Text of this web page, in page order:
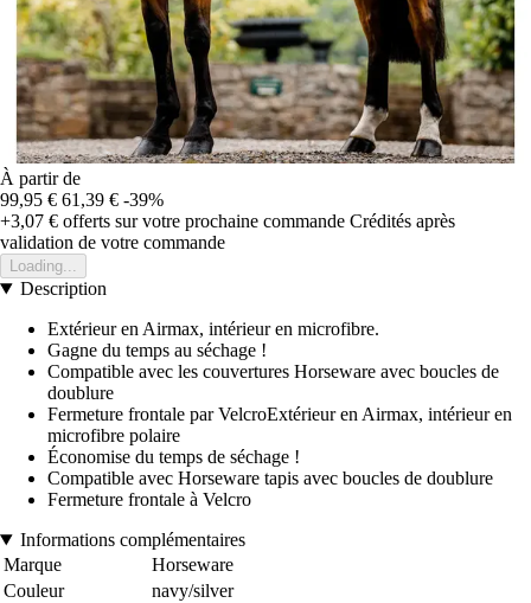
À partir de
99,95 € 61,39 € -39%
+3,07 € offerts sur votre prochaine commande Crédités après
validation de votre commande
Loading...
Description
Extérieur en Airmax, intérieur en microfibre.
Gagne du temps au séchage !
Compatible avec les couvertures Horseware avec boucles de
doublure
Fermeture frontale par VelcroExtérieur en Airmax, intérieur en
microfibre polaire
Économise du temps de séchage !
Compatible avec Horseware tapis avec boucles de doublure
Fermeture frontale à Velcro
Informations complémentaires
Marque
Horseware
Couleur
navy/silver